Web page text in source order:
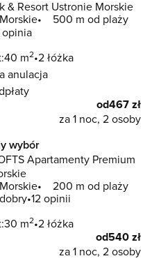
& Resort Ustronie Morskie
500 m od plaży
opinia
40 m2 2 łóżka
anulacja
od467 zł
za 1 noc, 2 osoby
wybór
Apartamenty Premium
200 m od plaży
12 opinii
30 m2 2 łóżka
od540 zł
za 1 noc, 2 osoby